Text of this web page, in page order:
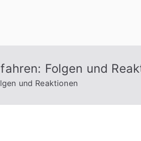
Folgen und
und Reaktionen